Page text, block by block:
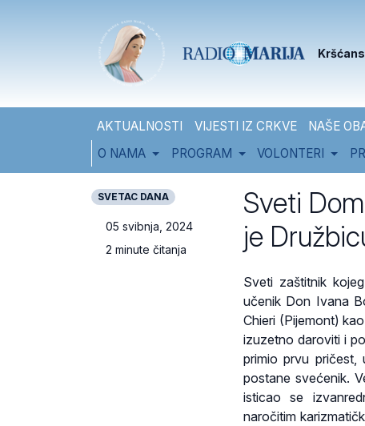
AKTUALNOSTI VIJESTI IZ CRKVE NAŠE
O NAMA
PROGRAM VOLONTERI
SVETAC DANA
05 svibnja, 2024
2 minute čitanja
Sveti
je
Sveti zaštitnik
učenik Don Ivana
Chieri (Pijemont)
izuzetno daroviti i
primio prvu
postane svećenik.
isticao se
naročitim